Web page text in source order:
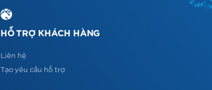
HỖ TRỢ KHÁCH HÀNG
Liên hệ
Tạo yêu cầu hỗ trợ